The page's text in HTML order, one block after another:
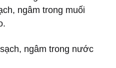
ngâm trong muối
ngâm trong nước